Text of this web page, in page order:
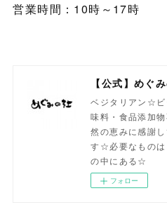
営業時間：10時～17時
ベジタリアン☆
味料・食品添加
然の恵みに感謝
す☆必要なものは
の中にある☆
フォロー